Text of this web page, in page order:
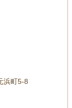
浜町5-8